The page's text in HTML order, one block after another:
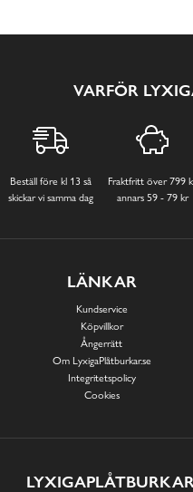
VARFÖR
Beställ före kl 13 så
skickar vi samma dag
Fraktfritt över 799
annars 59 - 79 kr
LÄNKAR
Kundservice
Köpvillkor
Ångerrätt
Om LyxigaPlåtburkar.se
Integritetspolicy
Cookies